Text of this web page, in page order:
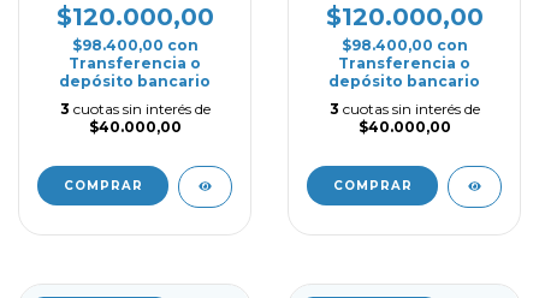
$120.000,00
$98.400,00 con
Transferencia o
depósito bancario
3 cuotas sin interés de
$40.000,00
COMPRAR
$120.000,00
$98.400,00 con
Transferencia o
depósito bancario
3 cuotas sin interés de
$40.000,00
COMPRAR